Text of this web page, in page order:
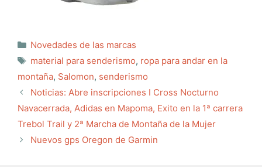
Categorías
Novedades de las marcas
Etiquetas
material para senderismo, ropa para andar en la
montaña, Salomon, senderismo
Noticias: Abre inscripciones I Cross Nocturno
Navacerrada, Adidas en Mapoma, Exito en la 1ª carrera
Trebol Trail y 2ª Marcha de Montaña de la Mujer
Nuevos gps Oregon de Garmin